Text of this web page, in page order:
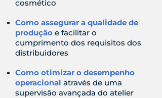
cosmético
Como assegurar a qualidade de
produção e facilitar o
cumprimento dos requisitos dos
distribuidores
Como otimizar o desempenho
operacional através de uma
supervisão avançada do atelier